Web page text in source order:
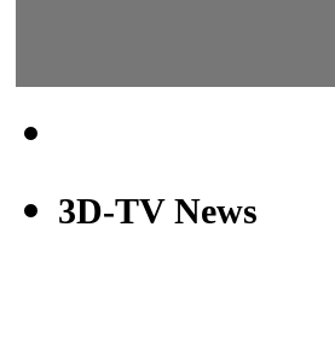
3D-TV News